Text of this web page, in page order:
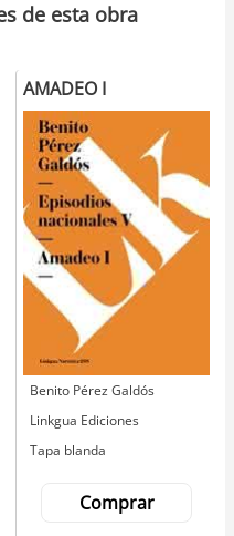
de esta obra
AMADEO I
Autor
Benito Pérez Galdós
Editorial
Linkgua Ediciones
Tapa blanda
Comprar